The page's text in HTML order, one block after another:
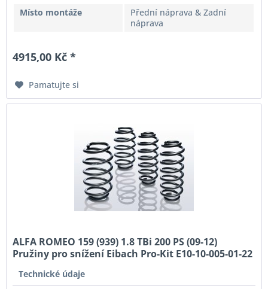
Místo montáže
Přední náprava & Zadní
náprava
4915,00 Kč *
Pamatujte si
ALFA ROMEO 159 (939) 1.8 TBi 200 PS (09-12)
Pružiny pro snížení Eibach Pro-Kit E10-10-005-01-22
Technické údaje